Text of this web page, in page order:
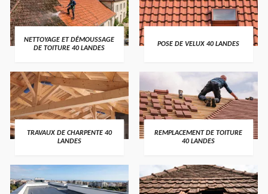
NETTOYAGE ET DÉMOUSSAGE
DE TOITURE 40 LANDES
POSE DE VELUX 40 LANDES
TRAVAUX DE CHARPENTE 40
LANDES
REMPLACEMENT DE TOITURE
40 LANDES